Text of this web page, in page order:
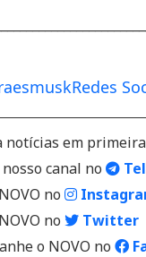
muskRedes
notícias em
canal no
no
no
Twitter
o NOVO no